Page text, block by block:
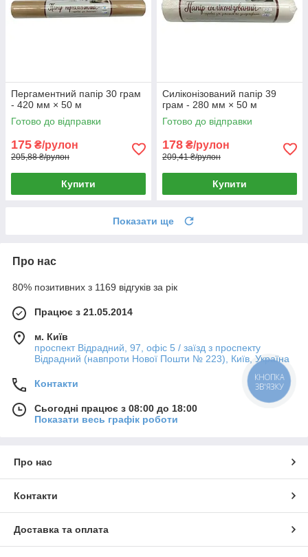
Пергаментний папір 30 грам
- 420 мм × 50 м
Готово до відправки
175 ₴/рулон
205,88 ₴/рулон
Купити
Силіконізований папір 39
грам - 280 мм × 50 м
Готово до відправки
178 ₴/рулон
209,41 ₴/рулон
Купити
Показати ще
Про нас
80% позитивних з 1169 відгуків за рік
Працює з 21.05.2014
м. Київ
проспект Відрадний, 97, офіс 5 / заїзд з проспекту
Відрадний (навпроти Нової Пошти № 223), Київ, Україна
Контакти
Сьогодні працює з 08:00 до 18:00
Показати весь графік роботи
Про нас
Контакти
Доставка та оплата
КНОПКА
ЗВ'ЯЗКУ